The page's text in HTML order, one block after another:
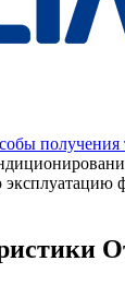
получения